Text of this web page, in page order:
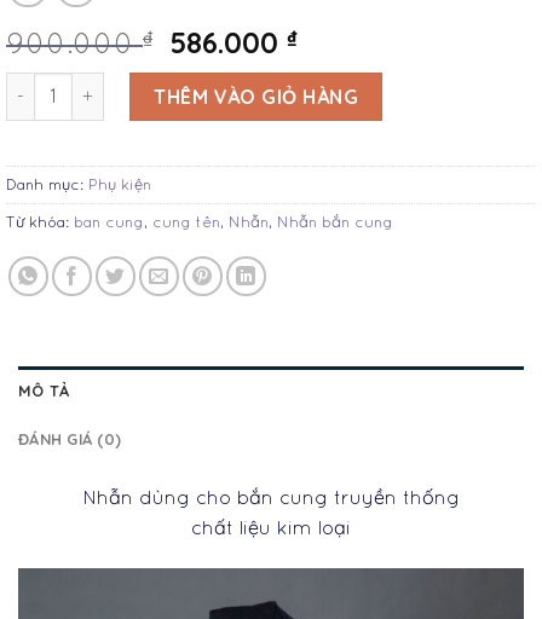
900.000₫ 586.000₫
Nhẫn bắn cung HAR-50 số lượng
THÊM VÀO GIỎ HÀNG
Danh mục: Phụ kiện
Từ khóa: ban cung , cung tên, Nhẫn, Nhẫn bắn cung
MÔ TẢ
ĐÁNH GIÁ (0)
Nhẫn dùng cho bắn cung truyền thống
chất liệu kim loại